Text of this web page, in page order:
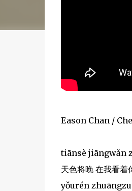
Eason Chan /
tiānsè jiāngwǎn
天色将晚 在我看着
yǒurén